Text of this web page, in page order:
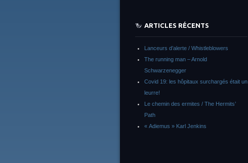
ARTICLES RÉCENTS
Lanceurs d’alerte / Whistleblowers
The running man – Arnold
Schwarzenegger
Covid 19: les hôpitaux surchargés était un
leurre!
Le chemin des ermites / The Hermits’
Path
« Adiemus » Karl Jenkins